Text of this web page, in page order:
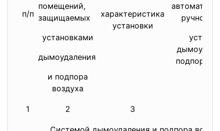
п/п
помещений,
защищаемых
установками
дымоудаления
и подпора
воздуха
характеристика
установки
ручного
подпора
1 2 3